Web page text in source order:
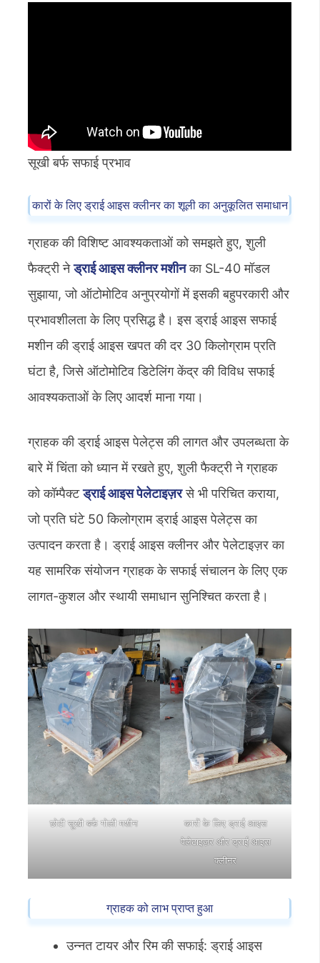
सूखी बर्फ सफाई प्रभाव
कारों के लिए ड्राई आइस क्लीनर का शूली का अनुकूलित समाधान
ग्राहक की विशिष्ट आवश्यकताओं को समझते हुए, शुली
फैक्ट्री नेड्राई आइस क्लीनर मशीनका SL-40 मॉडल
सुझाया, जो ऑटोमोटिव अनुप्रयोगों में इसकी बहुपरकारी और
प्रभावशीलता के लिए प्रसिद्ध है। इस ड्राई आइस सफाई
मशीन की ड्राई आइस खपत की दर 30 किलोग्राम प्रति
घंटा है, जिसे ऑटोमोटिव डिटेलिंग केंद्र की विविध सफाई
आवश्यकताओं के लिए आदर्श माना गया।
ग्राहक की ड्राई आइस पेलेट्स की लागत और उपलब्धता के
बारे में चिंता को ध्यान में रखते हुए, शुली फैक्ट्री ने ग्राहक
को कॉम्पैक्टड्राई आइस पेलेटाइज़रसे भी परिचित कराया,
जो प्रति घंटे 50 किलोग्राम ड्राई आइस पेलेट्स का
उत्पादन करता है। ड्राई आइस क्लीनर और पेलेटाइज़र का
यह सामरिक संयोजन ग्राहक के सफाई संचालन के लिए एक
लागत-कुशल और स्थायी समाधान सुनिश्चित करता है।
छोटी सूखी बर्फ गोली मशीन
कारों के लिए ड्राई आइस
पेलेटाइज़र और ड्राई आइस
क्लीनर
ग्राहक को लाभ प्राप्त हुआ
उन्नत टायर और रिम की सफाई: ड्राई आइस